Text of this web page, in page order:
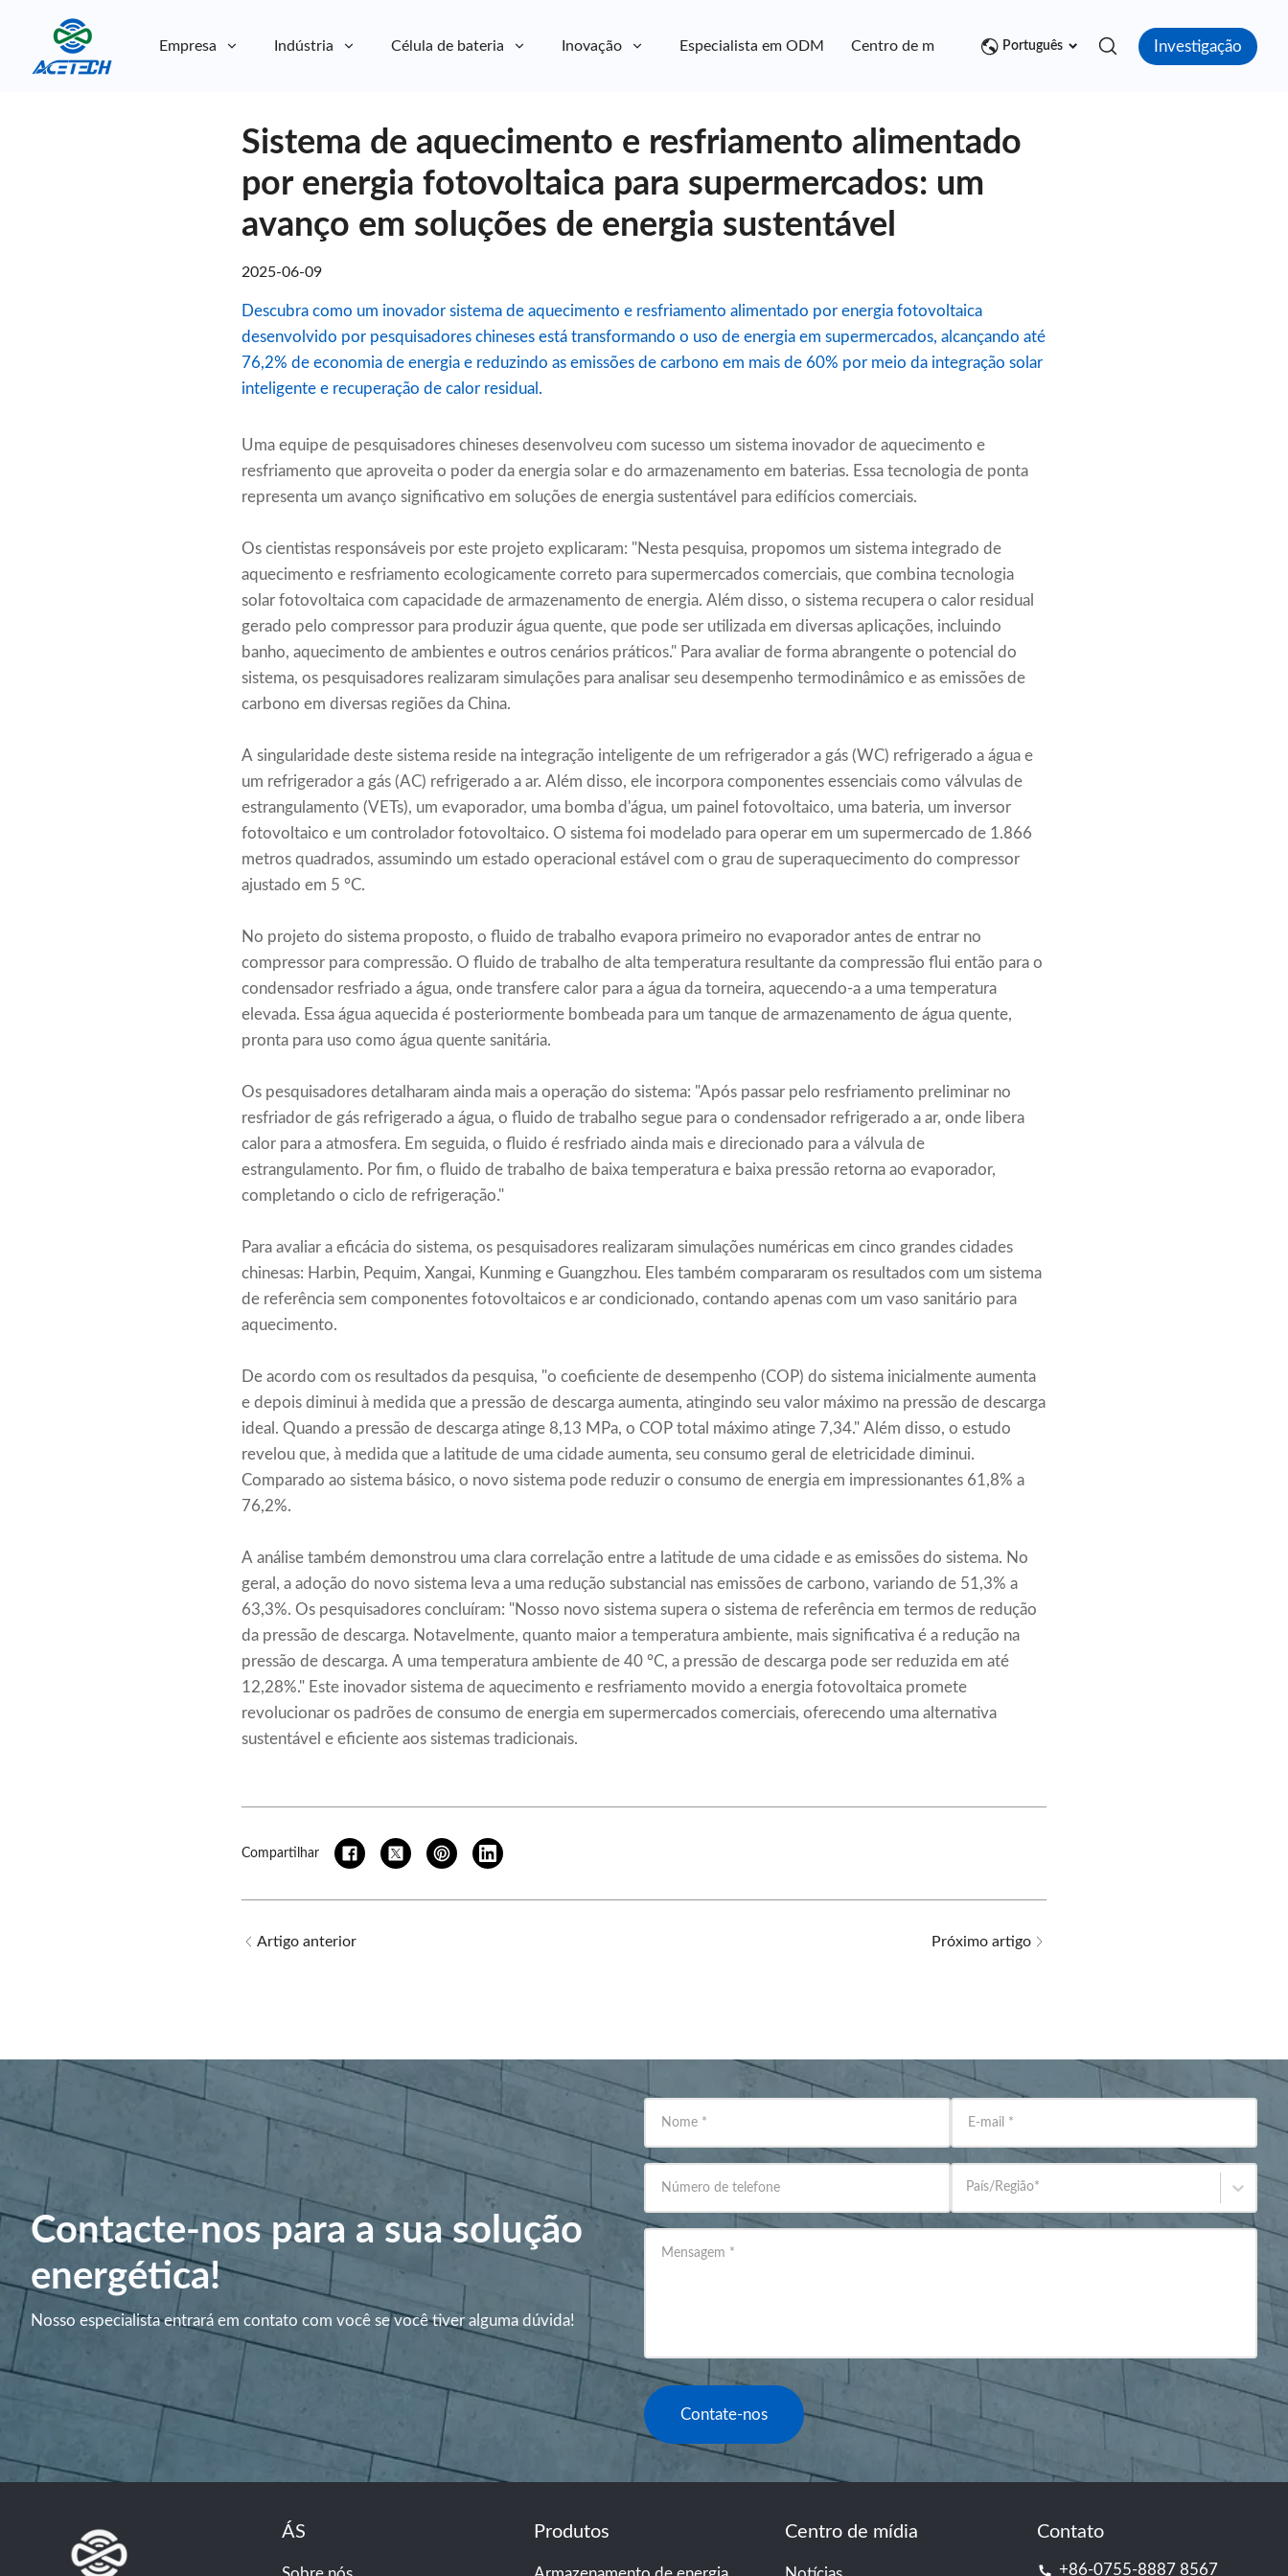
Empresa Indústria Célula de bateria Inovação Especialista em ODM Centro de mídia Contato
Português Investigação
Sistema de aquecimento e resfriamento alimentado
por energia fotovoltaica para supermercados: um
avanço em soluções de energia sustentável
2025-06-09
Descubra como um inovador sistema de aquecimento e resfriamento alimentado por energia fotovoltaica
desenvolvido por pesquisadores chineses está transformando o uso de energia em supermercados, alcançando até
76,2% de economia de energia e reduzindo as emissões de carbono em mais de 60% por meio da integração solar
inteligente e recuperação de calor residual.
Uma equipe de pesquisadores chineses desenvolveu com sucesso um sistema inovador de aquecimento e
resfriamento que aproveita o poder da energia solar e do armazenamento em baterias. Essa tecnologia de ponta
representa um avanço significativo em soluções de energia sustentável para edifícios comerciais.
Os cientistas responsáveis ​​por este projeto explicaram: "Nesta pesquisa, propomos um sistema integrado de
aquecimento e resfriamento ecologicamente correto para supermercados comerciais, que combina tecnologia
solar fotovoltaica com capacidade de armazenamento de energia. Além disso, o sistema recupera o calor residual
gerado pelo compressor para produzir água quente, que pode ser utilizada em diversas aplicações, incluindo
banho, aquecimento de ambientes e outros cenários práticos." Para avaliar de forma abrangente o potencial do
sistema, os pesquisadores realizaram simulações para analisar seu desempenho termodinâmico e as emissões de
carbono em diversas regiões da China.
A singularidade deste sistema reside na integração inteligente de um refrigerador a gás (WC) refrigerado a água e
um refrigerador a gás (AC) refrigerado a ar. Além disso, ele incorpora componentes essenciais como válvulas de
estrangulamento (VETs), um evaporador, uma bomba d'água, um painel fotovoltaico, uma bateria, um inversor
fotovoltaico e um controlador fotovoltaico. O sistema foi modelado para operar em um supermercado de 1.866
metros quadrados, assumindo um estado operacional estável com o grau de superaquecimento do compressor
ajustado em 5 °C.
No projeto do sistema proposto, o fluido de trabalho evapora primeiro no evaporador antes de entrar no
compressor para compressão. O fluido de trabalho de alta temperatura resultante da compressão flui então para o
condensador resfriado a água, onde transfere calor para a água da torneira, aquecendo-a a uma temperatura
elevada. Essa água aquecida é posteriormente bombeada para um tanque de armazenamento de água quente,
pronta para uso como água quente sanitária.
Os pesquisadores detalharam ainda mais a operação do sistema: "Após passar pelo resfriamento preliminar no
resfriador de gás refrigerado a água, o fluido de trabalho segue para o condensador refrigerado a ar, onde libera
calor para a atmosfera. Em seguida, o fluido é resfriado ainda mais e direcionado para a válvula de
estrangulamento. Por fim, o fluido de trabalho de baixa temperatura e baixa pressão retorna ao evaporador,
completando o ciclo de refrigeração."
Para avaliar a eficácia do sistema, os pesquisadores realizaram simulações numéricas em cinco grandes cidades
chinesas: Harbin, Pequim, Xangai, Kunming e Guangzhou. Eles também compararam os resultados com um sistema
de referência sem componentes fotovoltaicos e ar condicionado, contando apenas com um vaso sanitário para
aquecimento.
De acordo com os resultados da pesquisa, "o coeficiente de desempenho (COP) do sistema inicialmente aumenta
e depois diminui à medida que a pressão de descarga aumenta, atingindo seu valor máximo na pressão de descarga
ideal. Quando a pressão de descarga atinge 8,13 MPa, o COP total máximo atinge 7,34." Além disso, o estudo
revelou que, à medida que a latitude de uma cidade aumenta, seu consumo geral de eletricidade diminui.
Comparado ao sistema básico, o novo sistema pode reduzir o consumo de energia em impressionantes 61,8% a
76,2%.
A análise também demonstrou uma clara correlação entre a latitude de uma cidade e as emissões do sistema. No
geral, a adoção do novo sistema leva a uma redução substancial nas emissões de carbono, variando de 51,3% a
63,3%. Os pesquisadores concluíram: "Nosso novo sistema supera o sistema de referência em termos de redução
da pressão de descarga. Notavelmente, quanto maior a temperatura ambiente, mais significativa é a redução na
pressão de descarga. A uma temperatura ambiente de 40 °C, a pressão de descarga pode ser reduzida em até
12,28%." Este inovador sistema de aquecimento e resfriamento movido a energia fotovoltaica promete
revolucionar os padrões de consumo de energia em supermercados comerciais, oferecendo uma alternativa
sustentável e eficiente aos sistemas tradicionais.
Compartilhar
Artigo anterior Próximo artigo
Contacte-nos para a sua solução
energética!
Nosso especialista entrará em contato com você se você tiver alguma dúvida!
Nome * E-mail *
Número de telefone País/Região*
Mensagem *
Contate-nos
ÁS Produtos Centro de mídia Contato
+86-0755-8887 8567